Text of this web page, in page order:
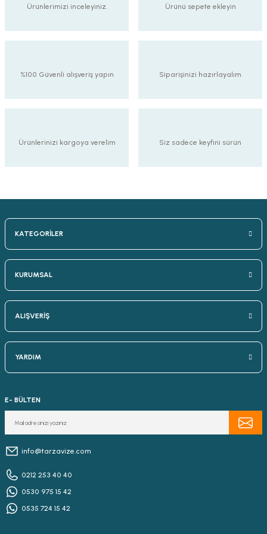
Ürünlerimizi inceleyiniz. Ürünü sepete ekleyin
%100 Güvenli alışveriş yapın Siparişinizi hazırlayalım
Ürünlerinizi kargoya verelim Siz sadece keyfini sürün
KATEGORİLER
KURUMSAL
ALIŞVERİŞ
YARDIM
E- BÜLTEN
info@tarzavize.com
0212 253 40 40
0530 975 15 42
0535 724 15 42